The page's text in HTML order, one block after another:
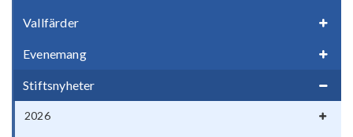
Vallfärder
Evenemang
Stiftsnyheter
2026